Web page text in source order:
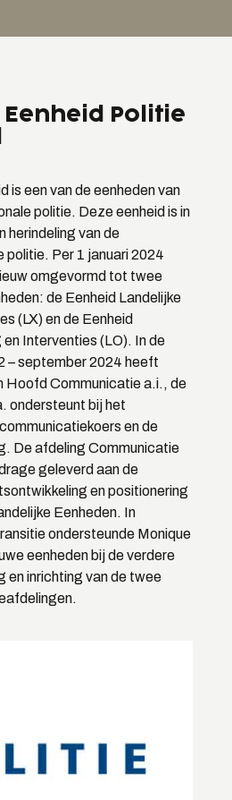
Politie
is een van de eenheden van
politie. Deze eenheid is in
herindeling van de
politie. Per 1 januari 2024
omgevormd tot twee
de Eenheid Landelijke
(LX) en de Eenheid
Interventies (LO). In de
– september 2024 heeft
Hoofd Communicatie a.i., de
ondersteunt bij het
en de
De afdeling Communicatie
geleverd aan de
en positionering
Eenheden. In
ondersteunde Monique
eenheden bij de verdere
en inrichting van de twee